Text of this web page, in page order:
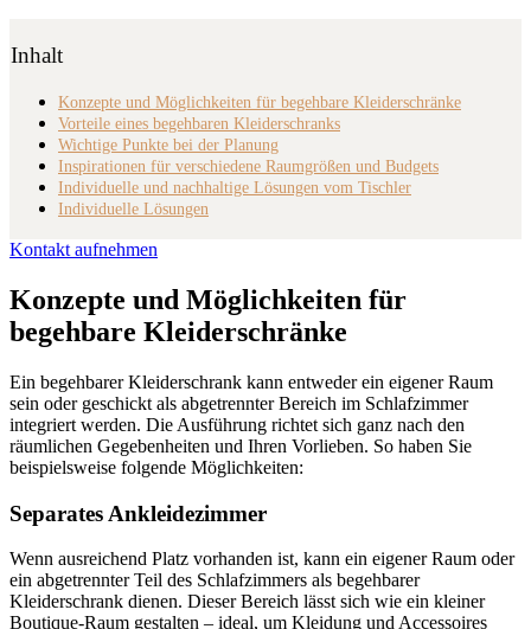
Inhalt
Konzepte und Möglichkeiten für begehbare Kleiderschränke
Vorteile eines begehbaren Kleiderschranks
Wichtige Punkte bei der Planung
Inspirationen für verschiedene Raumgrößen und Budgets
Individuelle und nachhaltige Lösungen vom Tischler
Individuelle Lösungen
Kontakt aufnehmen
Konzepte und Möglichkeiten für
begehbare Kleiderschränke
Ein begehbarer Kleiderschrank kann entweder ein eigener Raum
sein oder geschickt als abgetrennter Bereich im Schlafzimmer
integriert werden. Die Ausführung richtet sich ganz nach den
räumlichen Gegebenheiten und Ihren Vorlieben. So haben Sie
beispielsweise folgende Möglichkeiten:
Separates Ankleidezimmer
Wenn ausreichend Platz vorhanden ist, kann ein eigener Raum oder
ein abgetrennter Teil des Schlafzimmers als begehbarer
Kleiderschrank dienen. Dieser Bereich lässt sich wie ein kleiner
Boutique-Raum gestalten – ideal, um Kleidung und Accessoires